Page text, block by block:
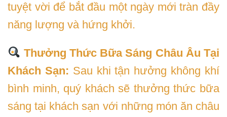
tuyệt vời để bắt đầu một ngày mới tràn đầy
năng lượng và hứng khởi.
Thưởng Thức Bữa Sáng Châu Âu Tại
Khách Sạn: Sau khi tận hưởng không khí
bình minh, quý khách sẽ thưởng thức bữa
sáng tại khách sạn với những món ăn châu